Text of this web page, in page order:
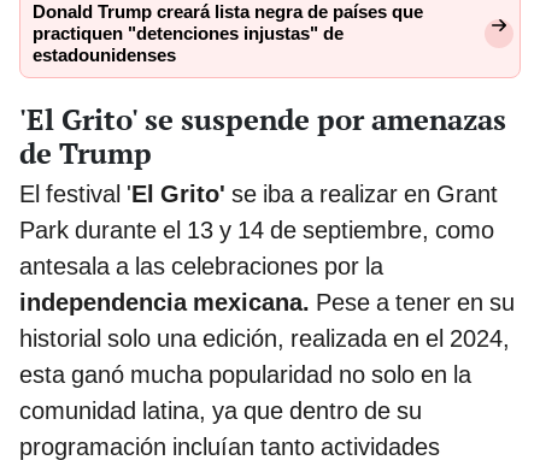
Donald Trump creará lista negra de países que
practiquen "detenciones injustas" de
estadounidenses
'El Grito' se suspende por amenazas
de Trump
El festival 'El Grito' se iba a realizar en Grant
Park durante el 13 y 14 de septiembre, como
antesala a las celebraciones por la
independencia mexicana. Pese a tener en su
historial solo una edición, realizada en el 2024,
esta ganó mucha popularidad no solo en la
comunidad latina, ya que dentro de su
programación incluían tanto actividades